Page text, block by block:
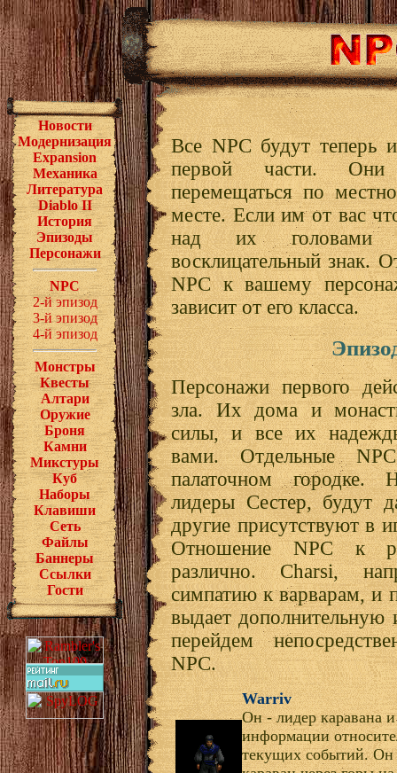
Новости
Модернизация
Expansion
Механика
Литература
Diablo II
История
Эпизоды
Персонажи
NPC
2-й эпизод
3-й эпизод
4-й эпизод
Монстры
Квесты
Алтари
Оружие
Броня
Камни
Микстуры
Куб
Наборы
Клавиши
Сеть
Файлы
Баннеры
Ссылки
Гости
Все NPC будут теперь
первой части. Они
перемещаться по
месте. Если им от вас
над их головами
восклицательный знак.
NPC к вашему
зависит от его класса.
Персонажи первого
зла. Их дома и
силы, и все их
вами. Отдельные
палаточном городке.
лидеры Сестер, будут
другие присутствуют в
Отношение NPC к
различно. Charsi,
симпатию к варварам, и
выдает
перейдем
NPC.
Warriv
Он - лидер каравана
информации
текущих событий. Он